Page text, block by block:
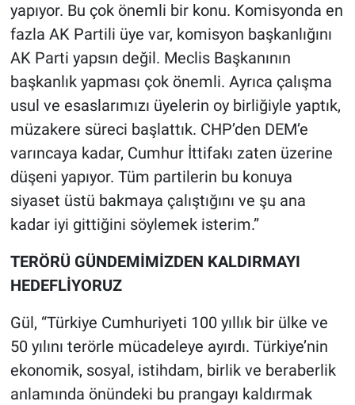
yapıyor. Bu çok önemli bir konu. Komisyonda en
fazla AK Partili üye var, komisyon başkanlığını
AK Parti yapsın değil. Meclis Başkanının
başkanlık yapması çok önemli. Ayrıca çalışma
usul ve esaslarımızı üyelerin oy birliğiyle yaptık,
müzakere süreci başlattık. CHP’den DEM’e
varıncaya kadar, Cumhur İttifakı zaten üzerine
düşeni yapıyor. Tüm partilerin bu konuya
siyaset üstü bakmaya çalıştığını ve şu ana
kadar iyi gittiğini söylemek isterim.”
TERÖRÜ GÜNDEMİMİZDEN KALDIRMAYI
HEDEFLİYORUZ
Gül, “Türkiye Cumhuriyeti 100 yıllık bir ülke ve
50 yılını terörle mücadeleye ayırdı. Türkiye’nin
ekonomik, sosyal, istihdam, birlik ve beraberlik
anlamında önündeki bu prangayı kaldırmak